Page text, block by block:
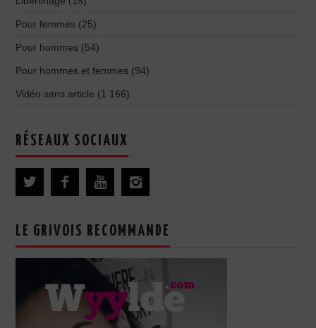
Pour femmes (25)
Pour hommes (54)
Pour hommes et femmes (94)
Vidéo sans article (1 166)
RÉSEAUX SOCIAUX
LE GRIVOIS RECOMMANDE